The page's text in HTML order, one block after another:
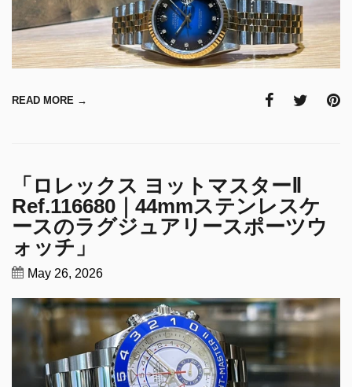
READ MORE →
「ロレックス ヨットマスターⅡ
Ref.116680｜44mmステンレスケ
ースのラグジュアリースポーツウ
ォッチ」
May 26, 2026